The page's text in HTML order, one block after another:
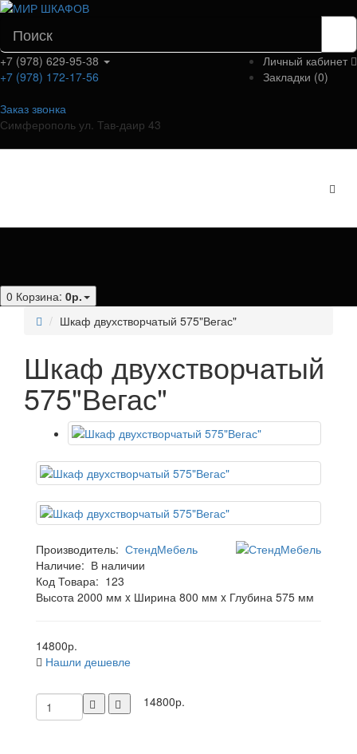
Личный кабинет
Закладки (0)
+7 (978) 629-95-38
+7 (978) 172-17-56
Заказ звонка
Симферополь ул. Тав-даир 43
0 Корзина: 0р.
Шкаф двухстворчатый 575"Вегас"
Шкаф двухстворчатый
575"Вегас"
Производитель: СтендМебель
Наличие: В наличии
Код Товара: 123
Высота 2000 мм x Ширина 800 мм x Глубина 575 мм
14800р.
Нашли дешевле
14800р.